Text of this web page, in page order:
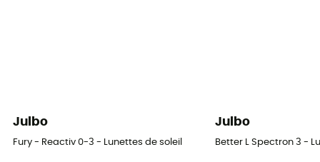
Julbo
Fury - Reactiv 0-3 - Lunettes de soleil
Julbo
Better L Spectron 3 -